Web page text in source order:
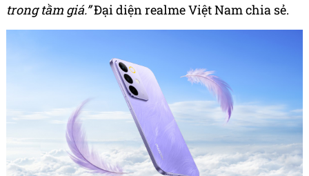
trong tầm giá.”Đại diện realme Việt Nam chia sẻ.